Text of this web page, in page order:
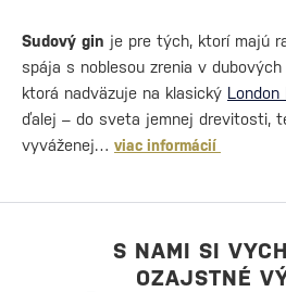
Sudový gin je pre tých, ktorí majú
spája s noblesou zrenia v
ktorá nadväzuje na klasický London
ďalej – do sveta jemnej drevitosti,
vyváženej… viac informácií
S NAMI SI
OZAJSTNÉ